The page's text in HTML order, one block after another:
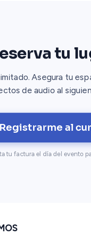
tu
Asegura tu
de audio al
Registrarme al
tu factura el día del evento